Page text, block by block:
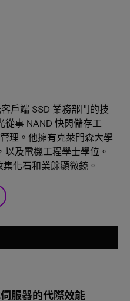
戶端 SSD 業務部門的技
從事 NAND 快閃儲存工
理。他擁有克萊門森大學
及電機工程學士學位。
化石和業餘顯微鏡。
服器的代際效能